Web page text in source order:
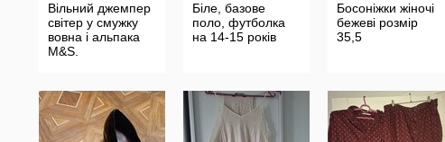
Вільний джемпер
світер у смужку
вовна і альпака
M&S.
Біле, базове
поло, футболка
на 14-15 років
Босоніжки жіночі
бежеві розмір
35,5